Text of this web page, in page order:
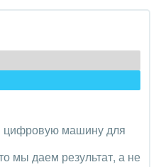
/ Интранета
машину для
мы даем результат, а не